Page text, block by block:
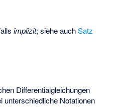
implizit; siehe auchSatz
Differentialgleichungen
unterschiedliche Notationen